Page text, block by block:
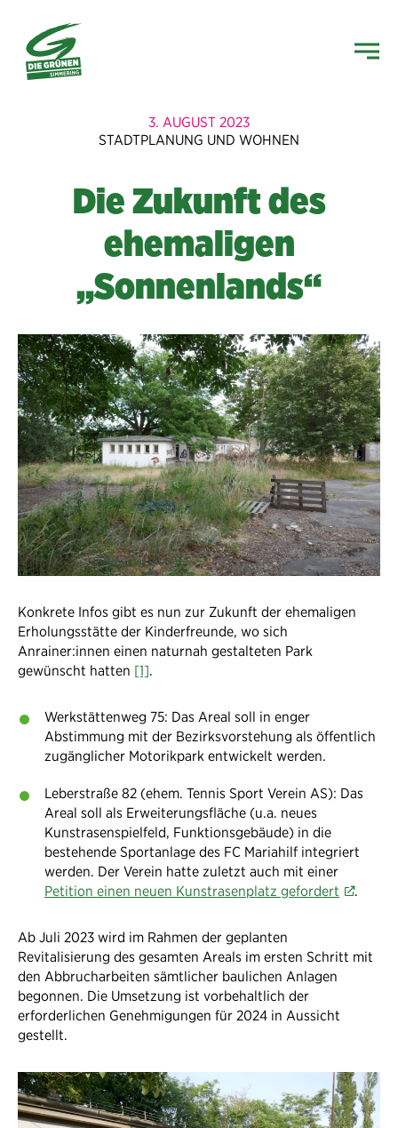
3. AUGUST 2023
STADTPLANUNG UND WOHNEN
Die Zukunft des
ehemaligen
„Sonnenlands“
Konkrete Infos gibt es nun zur Zukunft der ehemaligen
Erholungsstätte der Kinderfreunde, wo sich
Anrainer:innen einen naturnah gestalteten Park
gewünscht hatten [1].
Werkstättenweg 75: Das Areal soll in enger
Abstimmung mit der Bezirksvorstehung als öffentlich
zugänglicher Motorikpark entwickelt werden.
Leberstraße 82 (ehem. Tennis Sport Verein AS): Das
Areal soll als Erweiterungsfläche (u.a. neues
Kunstrasenspielfeld, Funktionsgebäude) in die
bestehende Sportanlage des FC Mariahilf integriert
werden. Der Verein hatte zuletzt auch mit einer
Petition einen neuen Kunstrasenplatz gefordert
.
Ab Juli 2023 wird im Rahmen der geplanten
Revitalisierung des gesamten Areals im ersten Schritt mit
den Abbrucharbeiten sämtlicher baulichen Anlagen
begonnen. Die Umsetzung ist vorbehaltlich der
erforderlichen Genehmigungen für 2024 in Aussicht
gestellt.